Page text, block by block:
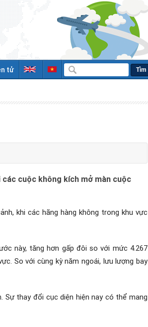
tử Tìm
cuộc không kích mở màn cuộc
khi các hãng hàng không trong khu vực
này, tăng hơn gấp đôi so với mức 4.267
So với cùng kỳ năm ngoái, lưu lượng bay
Sự thay đổi cục diện hiện nay có thể mang